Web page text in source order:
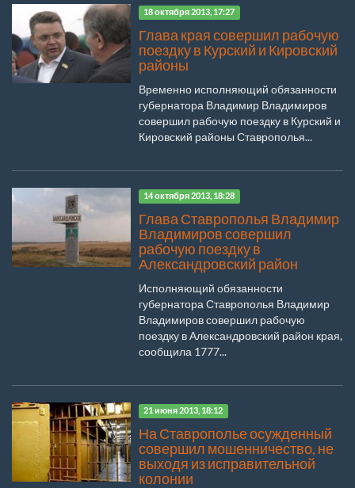
18 октября 2013, 17:27
Глава края совершил рабочую
поездку в Курский и Кировский
районы
Временно исполняющий обязанности
губернатора Владимир Владимиров
совершил рабочую поездку в Курский и
Кировский районы Ставрополья...
14 октября 2013, 18:28
Глава Ставрополья Владимир
Владимиров совершил
рабочую поездку в
Александровский район
Исполняющий обязанности
губернатора Ставрополья Владимир
Владимиров совершил рабочую
поездку в Александровский район края,
сообщила 1777...
21 июня 2013, 18:12
На Ставрополье осужденный
совершил мошенничество, не
выходя из исправительной
колонии